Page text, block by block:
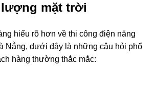
mặt trời
hiểu rõ hơn về thi công điện năng
Nẵng, dưới đây là những câu hỏi phổ
hàng thường thắc mắc: